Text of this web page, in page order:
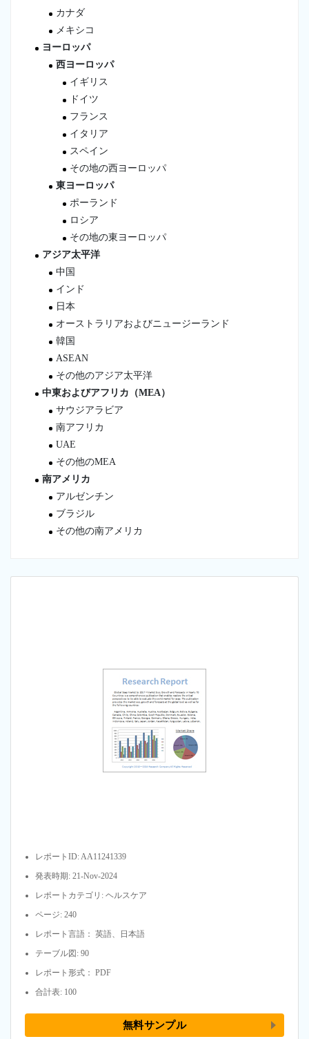
カナダ
メキシコ
ヨーロッパ
西ヨーロッパ
イギリス
ドイツ
フランス
イタリア
スペイン
その地の西ヨーロッパ
東ヨーロッパ
ポーランド
ロシア
その地の東ヨーロッパ
アジア太平洋
中国
インド
日本
オーストラリアおよびニュージーランド
韓国
ASEAN
その他のアジア太平洋
中東およびアフリカ（MEA）
サウジアラビア
南アフリカ
UAE
その他のMEA
南アメリカ
アルゼンチン
ブラジル
その他の南アメリカ
レポートID: AA11241339
発表時期: 21-Nov-2024
レポートカテゴリ: ヘルスケア
ページ: 240
レポート言語： 英語、日本語
テーブル図: 90
レポート形式： PDF
合計表: 100
無料サンプル